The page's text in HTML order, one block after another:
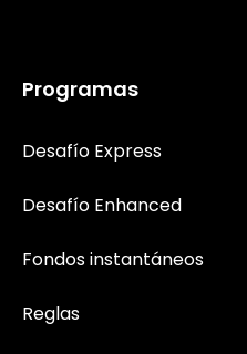
Programas
Desafío Express
Desafío Enhanced
Fondos instantáneos
Reglas